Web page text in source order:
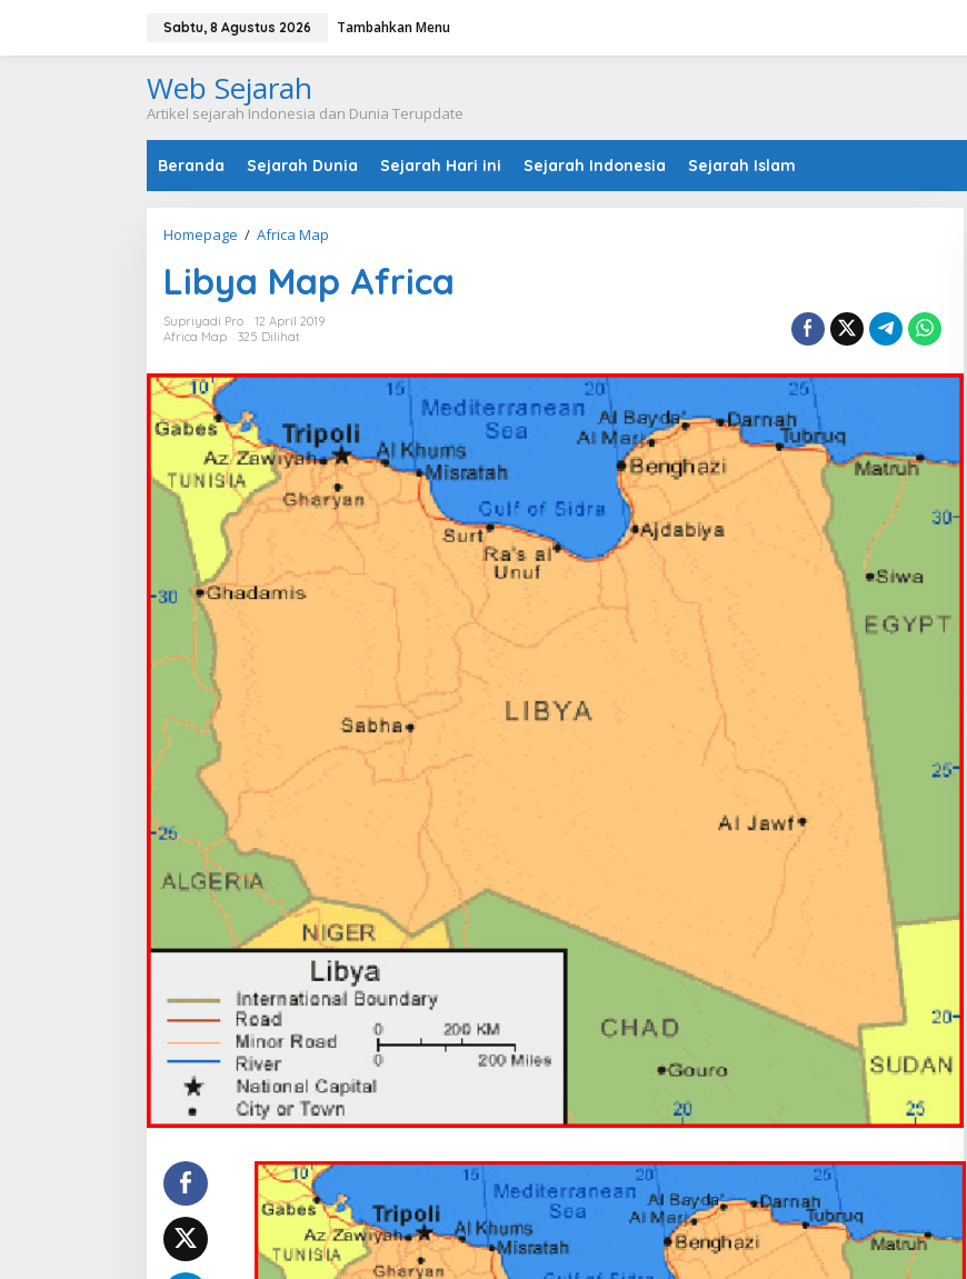
Sabtu, 8 Agustus 2026 Tambahkan Menu
Web Sejarah
Artikel sejarah Indonesia dan Dunia Terupdate
Beranda Sejarah Dunia Sejarah Hari ini Sejarah Indonesia Sejarah Islam
Homepage / Africa Map
b
y
p
r
i
c
a
Libya Map Africa
Supriyadi Pro
12 April 2019
Africa Map
325 Dilihat